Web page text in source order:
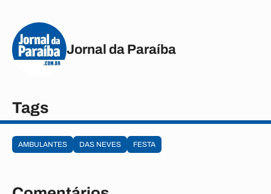
Jornal da Paraíba
Tags
AMBULANTES DAS NEVES FESTA